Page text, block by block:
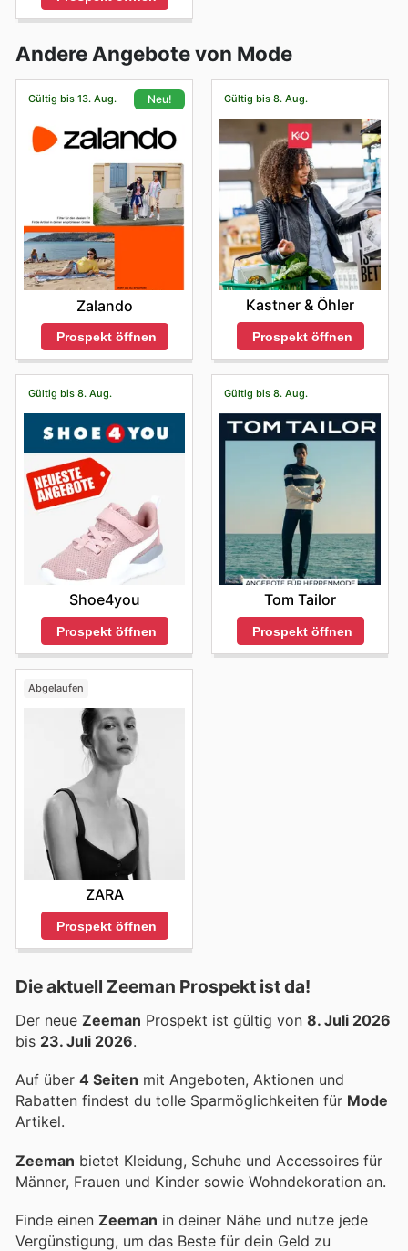
Andere Angebote von Mode
Gültig bis 13. Aug. Neu!
Zalando
Prospekt öffnen
Gültig bis 8. Aug.
Kastner & Öhler
Prospekt öffnen
Gültig bis 8. Aug.
Shoe4you
Prospekt öffnen
Gültig bis 8. Aug.
Tom Tailor
Prospekt öffnen
Abgelaufen
ZARA
Prospekt öffnen
Die aktuell Zeeman Prospekt ist da!
Der neue Zeeman Prospekt ist gültig von 8. Juli 2026
bis 23. Juli 2026.
Auf über 4 Seiten mit Angeboten, Aktionen und
Rabatten findest du tolle Sparmöglichkeiten für Mode
Artikel.
Zeeman bietet Kleidung, Schuhe und Accessoires für
Männer, Frauen und Kinder sowie Wohndekoration an.
Finde einen Zeeman in deiner Nähe und nutze jede
Vergünstigung, um das Beste für dein Geld zu